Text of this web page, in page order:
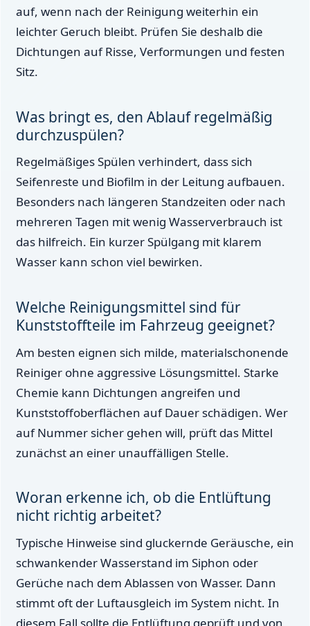
auf, wenn nach der Reinigung weiterhin ein
leichter Geruch bleibt. Prüfen Sie deshalb die
Dichtungen auf Risse, Verformungen und festen
Sitz.
Was bringt es, den Ablauf regelmäßig
durchzuspülen?
Regelmäßiges Spülen verhindert, dass sich
Seifenreste und Biofilm in der Leitung aufbauen.
Besonders nach längeren Standzeiten oder nach
mehreren Tagen mit wenig Wasserverbrauch ist
das hilfreich. Ein kurzer Spülgang mit klarem
Wasser kann schon viel bewirken.
Welche Reinigungsmittel sind für
Kunststoffteile im Fahrzeug geeignet?
Am besten eignen sich milde, materialschonende
Reiniger ohne aggressive Lösungsmittel. Starke
Chemie kann Dichtungen angreifen und
Kunststoffoberflächen auf Dauer schädigen. Wer
auf Nummer sicher gehen will, prüft das Mittel
zunächst an einer unauffälligen Stelle.
Woran erkenne ich, ob die Entlüftung
nicht richtig arbeitet?
Typische Hinweise sind gluckernde Geräusche, ein
schwankender Wasserstand im Siphon oder
Gerüche nach dem Ablassen von Wasser. Dann
stimmt oft der Luftausgleich im System nicht. In